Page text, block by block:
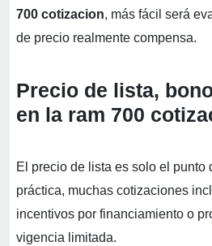
700 cotizacion, más fácil será
de precio realmente compensa.
Precio de lista,
en la ram 700
El precio de lista es solo el punto
práctica, muchas cotizaciones
incentivos por financiamiento o
vigencia limitada.